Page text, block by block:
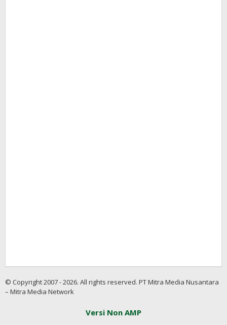
© Copyright 2007 - 2026. All rights reserved. PT Mitra Media Nusantara
– Mitra Media Network
Versi Non AMP